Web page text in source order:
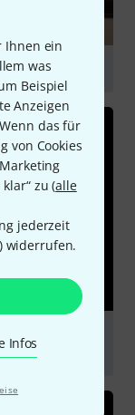
Ihnen ein
was
Beispiel
Anzeigen
das für
von Cookies
zu (alle
jederzeit
widerrufen.
Infos
his